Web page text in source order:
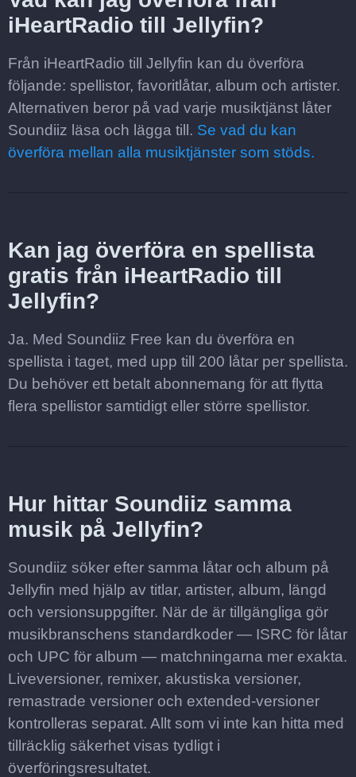
iHeartRadio till Jellyfin?
Från iHeartRadio till Jellyfin kan du överföra
följande: spellistor, favoritlåtar, album och artister.
Alternativen beror på vad varje musiktjänst låter
Soundiiz läsa och lägga till. Se vad du kan
överföra mellan alla musiktjänster som stöds.
Kan jag överföra en spellista
gratis från iHeartRadio till
Jellyfin?
Ja. Med Soundiiz Free kan du överföra en
spellista i taget, med upp till 200 låtar per spellista.
Du behöver ett betalt abonnemang för att flytta
flera spellistor samtidigt eller större spellistor.
Hur hittar Soundiiz samma
musik på Jellyfin?
Soundiiz söker efter samma låtar och album på
Jellyfin med hjälp av titlar, artister, album, längd
och versionsuppgifter. När de är tillgängliga gör
musikbranschens standardkoder — ISRC för låtar
och UPC för album — matchningarna mer exakta.
Liveversioner, remixer, akustiska versioner,
remastrade versioner och extended-versioner
kontrolleras separat. Allt som vi inte kan hitta med
tillräcklig säkerhet visas tydligt i
överföringsresultatet.